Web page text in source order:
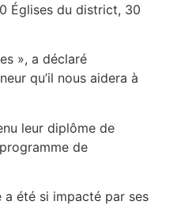
Églises du district, 30
», a déclaré
qu’il nous aidera à
leur diplôme de
de
a été si impacté par ses